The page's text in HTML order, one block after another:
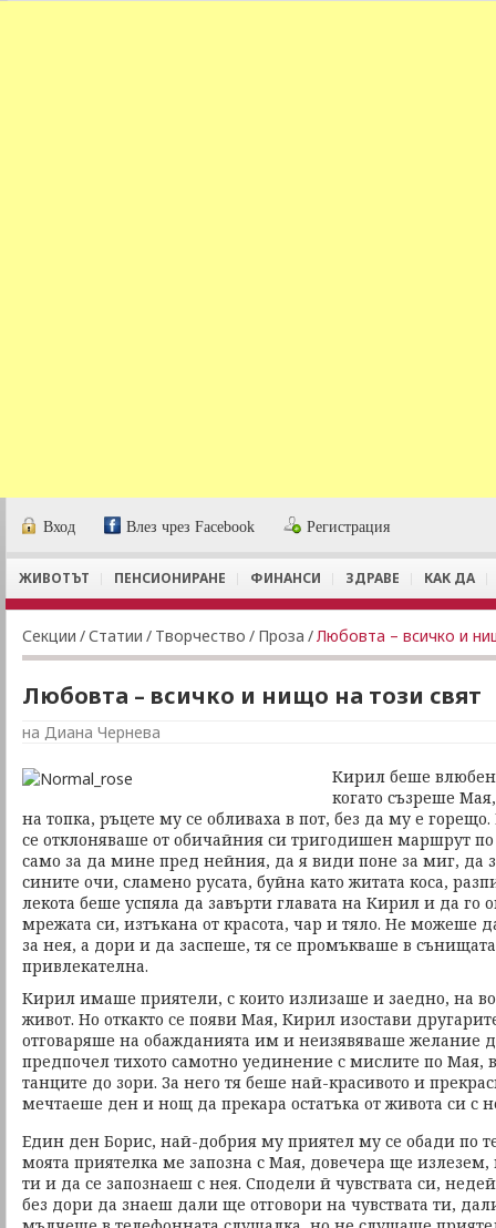
Вход Влез чрез Facebook Регистрация
ЖИВОТЪТ ПЕНСИОНИРАНЕ ФИНАНСИ ЗДРАВЕ КАК ДА
Секции /Статии / Творчество / Проза /Любовта – всичко и
Любовта – всичко и нищо на този свят
на Диана Чернева
Кирил беше
когато съзреше
на топка, ръцете му се обливаха в пот, без да му е горещо.
се отклоняваше от обичайния си тригодишен маршрут
само за да мине пред нейния, да я види поне за миг, да
сините очи, сламено русата, буйна като житата коса,
лекота беше успяла да завърти главата на Кирил и да го
мрежата си, изтъкана от красота, чар и тяло. Не можеше
за нея, а дори и да заспеше, тя се промъкваше в
привлекателна.
Кирил имаше приятели, с които излизаше и заедно, на
живот. Но откакто се появи Мая, Кирил изостави
отговаряше на обажданията им и неизявяваше желание
предпочел тихото самотно уединение с мислите по Мая,
танците до зори. За него тя беше най-красивото и
мечтаеше ден и нощ да прекара остатъка от живота си с
Един ден Борис, най-добрия му приятел му се обади по
моята приятелка ме запозна с Мая, довечера ще
ти и да се запознаеш с нея. Сподели й чувствата си,
без дори да знаеш дали ще отговори на чувствата ти,